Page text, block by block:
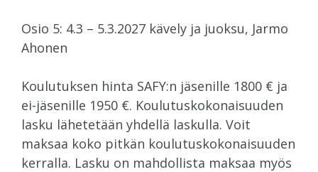
Osio 5: 4.3 – 5.3.2027 kävely ja juoksu, Jarmo
Ahonen
Koulutuksen hinta SAFY:n jäsenille 1800 € ja
ei-jäsenille 1950 €. Koulutuskokonaisuuden
lasku lähetetään yhdellä laskulla. Voit
maksaa koko pitkän koulutuskokonaisuuden
kerralla. Lasku on mahdollista maksaa myös